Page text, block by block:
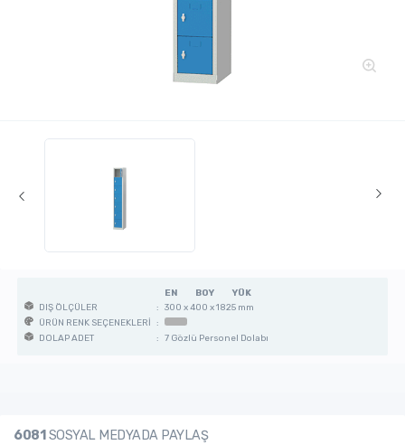
EN BOY
YÜK
DIŞ ÖLÇÜLER
: 300 x 400 x 1825 mm
ÜRÜN RENK SEÇENEKLERİ :
DOLAP ADET
: 7 Gözlü Personel Dolabı
6081 SOSYAL MEDYADA PAYLAŞ